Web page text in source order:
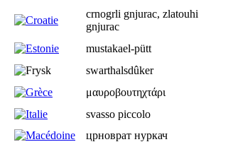
crnogrli gnjurac, zlatouhi
gnjurac
mustakael-pütt
swarthalsdûker
μαυροβουτηχτάρι
svasso piccolo
црноврат нуркач